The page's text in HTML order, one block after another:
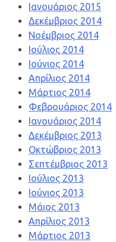
Ιανουάριος 2015
Δεκέμβριος 2014
Νοέμβριος 2014
Ιούλιος 2014
Ιούνιος 2014
Απρίλιος 2014
Μάρτιος 2014
Φεβρουάριος 2014
Ιανουάριος 2014
Δεκέμβριος 2013
Οκτώβριος 2013
Σεπτέμβριος 2013
Ιούλιος 2013
Ιούνιος 2013
Μάιος 2013
Απρίλιος 2013
Μάρτιος 2013